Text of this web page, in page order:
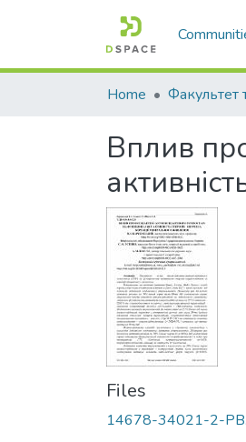
Home
Вплив
Files
14678-34021-2-